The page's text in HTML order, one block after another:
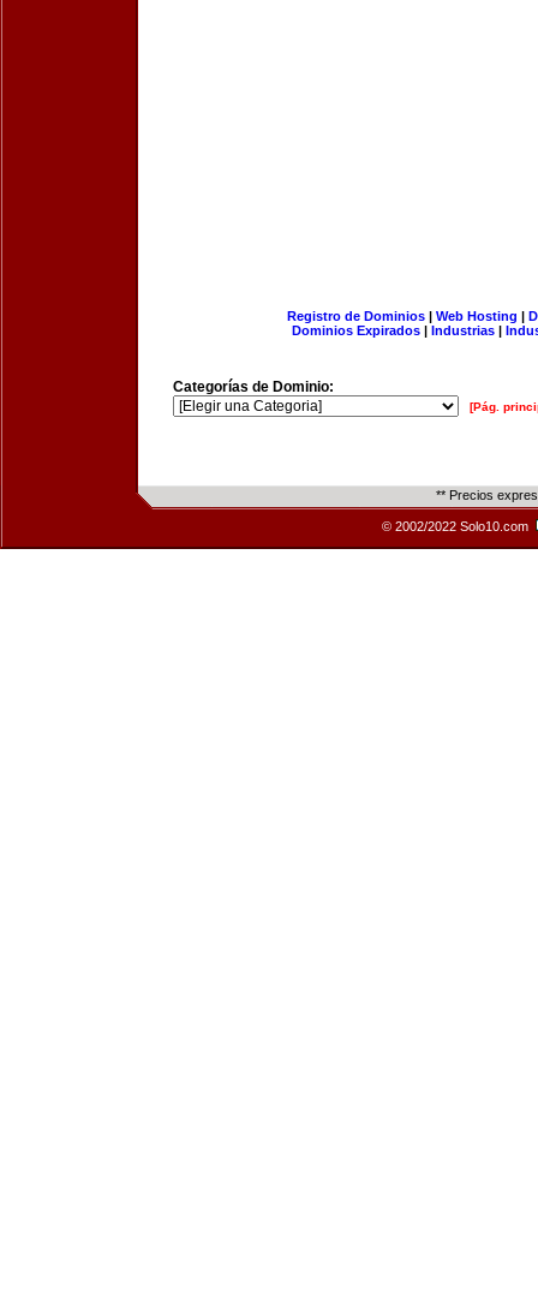
Registro de Dominios| Web Hosting |
Dominios Expirados | Industrias |
Categorías de Dominio:
[Pág.
** Precios
© 2002/2022 Solo10.com